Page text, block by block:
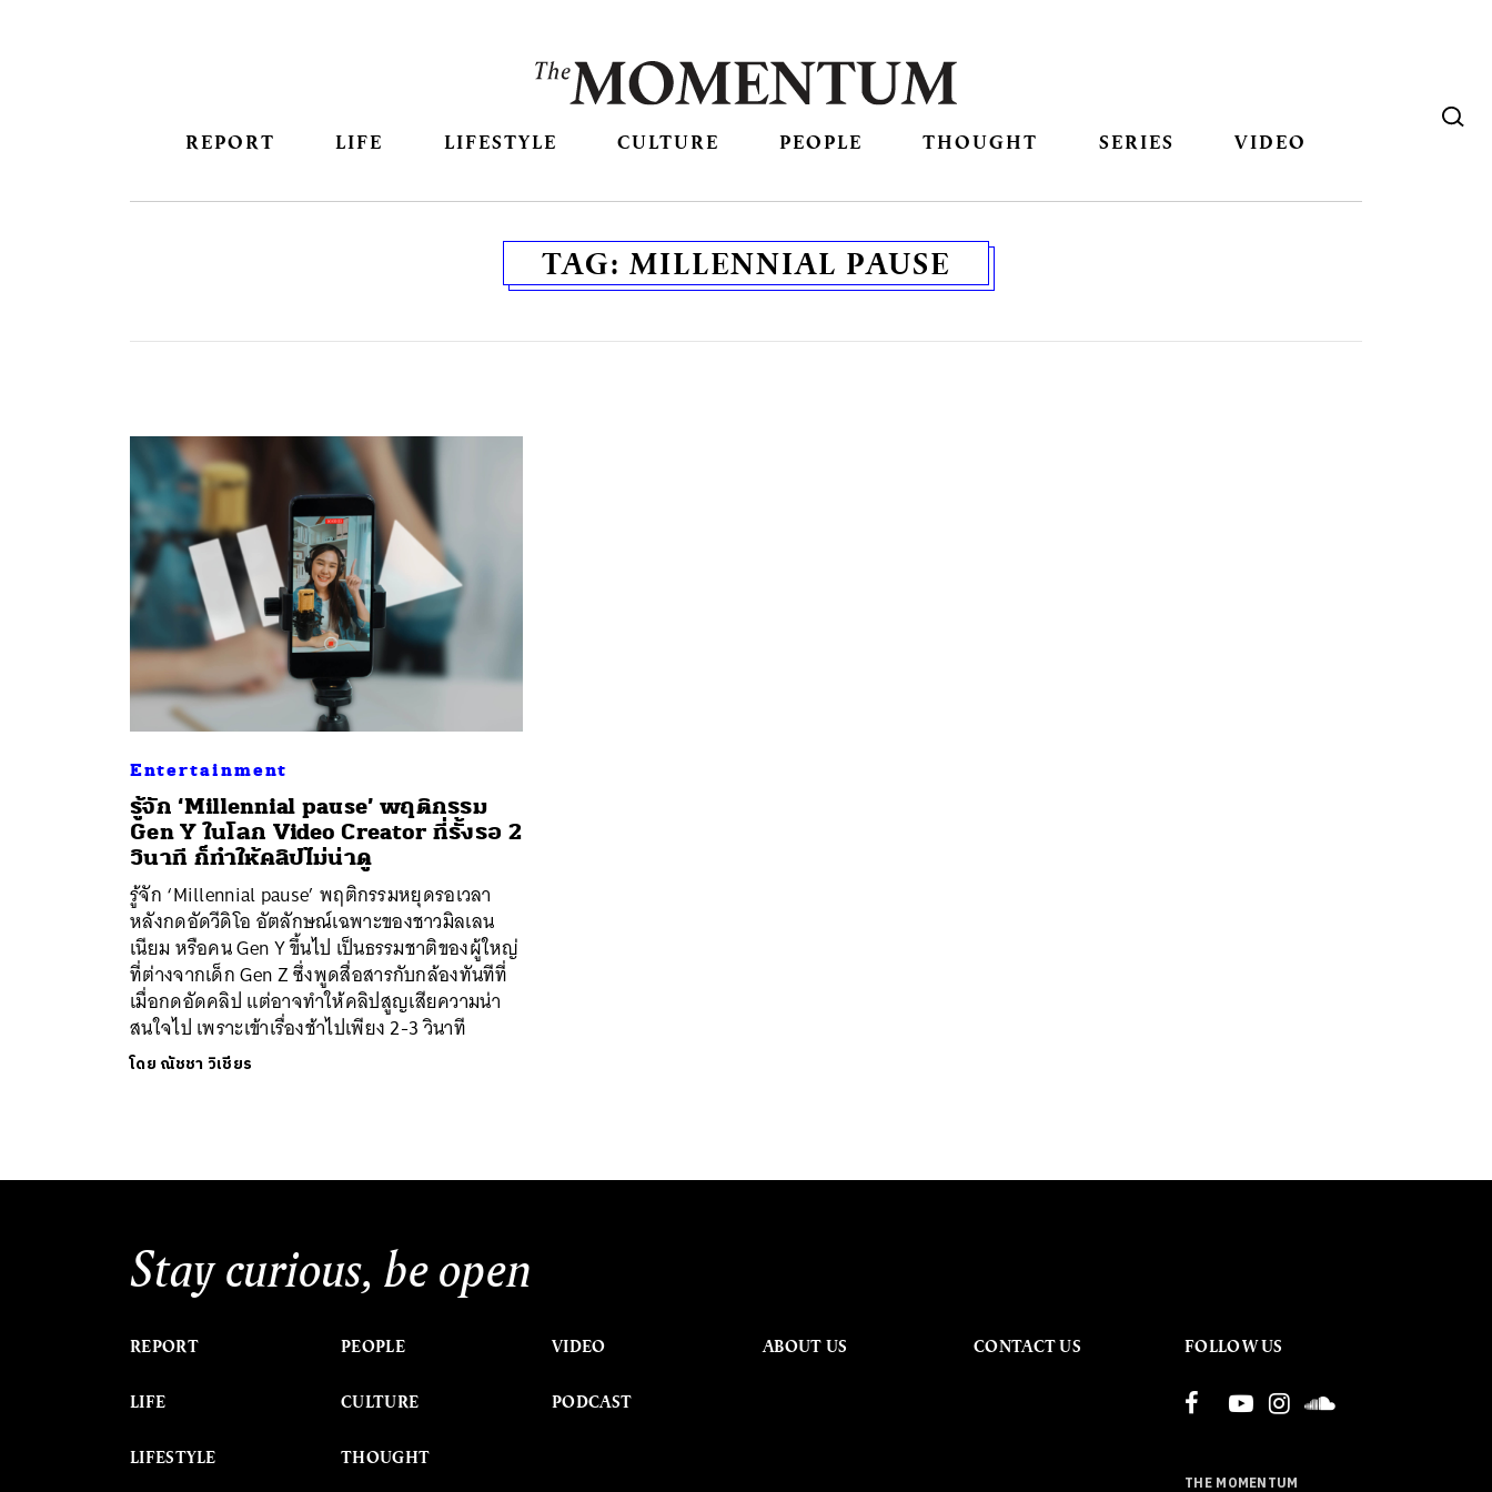
REPORT LIFE LIFESTYLE CULTURE PEOPLE THOUGHT SERIES VIDEO
TAG: MILLENNIAL PAUSE
Entertainment
รู้จัก ‘Millennial pause’ พฤติกรรม
Gen Y ในโลก Video Creator ที่รั้งรอ 2
วินาที ก็ทำให้คลิปไม่น่าดู
รู้จัก ‘Millennial pause’ พฤติกรรมหยุดรอเวลา
หลังกดอัดวีดิโอ อัตลักษณ์เฉพาะของชาวมิลเลน
เนียม หรือคน Gen Y ขึ้นไป เป็นธรรมชาติของผู้ใหญ่
ที่ต่างจากเด็ก Gen Z ซึ่งพูดสื่อสารกับกล้องทันทีที่
เมื่อกดอัดคลิป แต่อาจทำให้คลิปสูญเสียความน่า
สนใจไป เพราะเข้าเรื่องช้าไปเพียง 2-3 วินาที
โดย ณัชชา วิเชียร
Stay curious, be open
REPORT
LIFE
LIFESTYLE
PEOPLE
CULTURE
THOUGHT
VIDEO
PODCAST
ABOUT US CONTACT US FOLLOW US
THE MOMENTUM